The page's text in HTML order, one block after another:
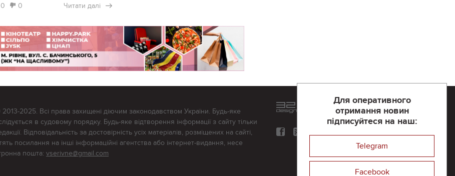
0 0 Читати далі
Для оперативного
отримання новин
підписуйтеся на наш:
Telegram
Facebook
2025. Всі права захищені діючим законодавством України. Будь-яке
в судовому порядку. Будь-яке відтворення інформації з сайту тільки
Відповідальність за достовірність усіх матеріалів, розміщених на сайті,
посилання на інші інформаційні агентства або інтернет-видання, несе
пошта: vserivne@gmail.com
Розроблений та підтримується
компанії 32х32